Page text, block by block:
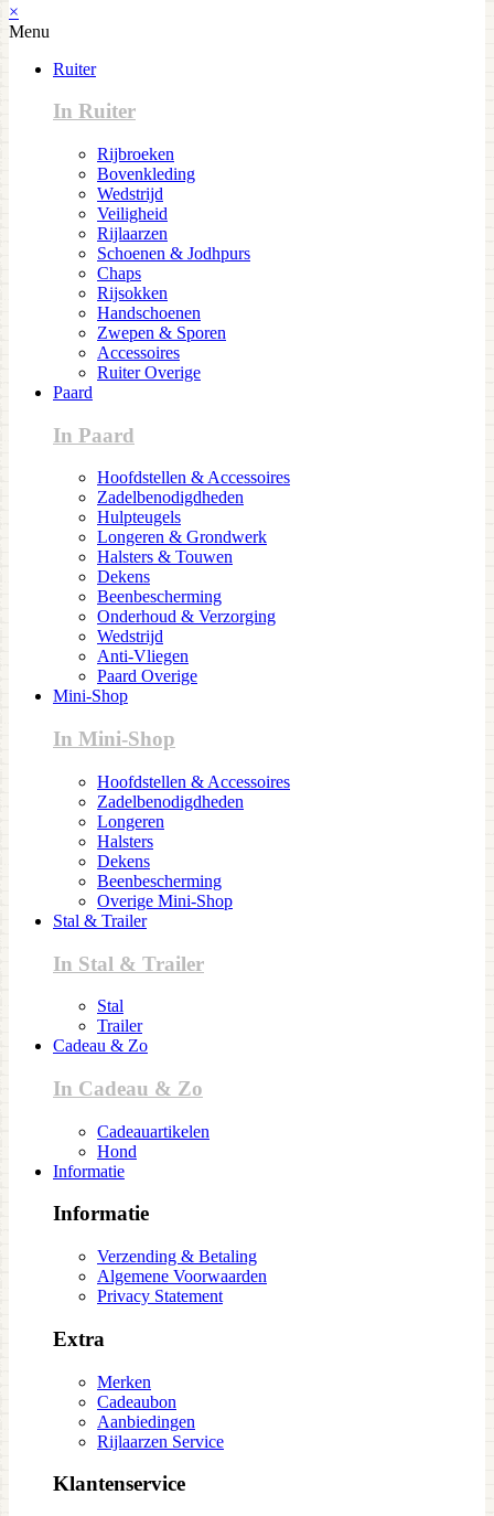
×
Menu
Ruiter
In Ruiter
Rijbroeken
Bovenkleding
Wedstrijd
Veiligheid
Rijlaarzen
Schoenen & Jodhpurs
Chaps
Rijsokken
Handschoenen
Zwepen & Sporen
Accessoires
Ruiter Overige
Paard
In Paard
Hoofdstellen & Accessoires
Zadelbenodigdheden
Hulpteugels
Longeren & Grondwerk
Halsters & Touwen
Dekens
Beenbescherming
Onderhoud & Verzorging
Wedstrijd
Anti-Vliegen
Paard Overige
Mini-Shop
In Mini-Shop
Hoofdstellen & Accessoires
Zadelbenodigdheden
Longeren
Halsters
Dekens
Beenbescherming
Overige Mini-Shop
Stal & Trailer
In Stal & Trailer
Stal
Trailer
Cadeau & Zo
In Cadeau & Zo
Cadeauartikelen
Hond
Informatie
Informatie
Verzending & Betaling
Algemene Voorwaarden
Privacy Statement
Extra
Merken
Cadeaubon
Aanbiedingen
Rijlaarzen Service
Klantenservice